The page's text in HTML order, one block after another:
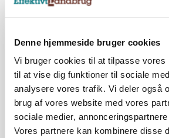
Denne hjemmeside bruger cookies
Vi bruger cookies til at tilpasse vores
til at vise dig funktioner til sociale
analysere vores trafik. Vi deler også
brug af vores website med vores
sociale medier,
Vores partnere kan kombinere disse
Efter fire årtier:
vestjysk
staldinventar
MEST LÆSTE SENESTE NYT
BUSINESS
32.500 stipladser skifter slagteri: